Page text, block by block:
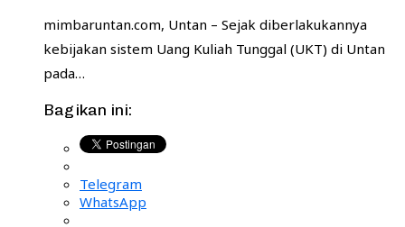
mimbaruntan.com, Untan – Sejak diberlakukannya
kebijakan sistem Uang Kuliah Tunggal (UKT) di Untan
pada…
Bagikan ini:
Telegram
WhatsApp